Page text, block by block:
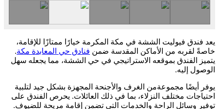
يعد فندق فيوليت الششة في مكة المكرمة خيارًا ممتازًا للإقامة،
خاصةً لقربه من الأماكن المقدسة ضمن فنادق حي المعابدة مكة.
يتميز الفندق بموقعه الاستراتيجي في حي الششة، مما يجعله سهل
الوصول إليه.
يوفر أيضًا مجموعةمن الغرف والأجنحة المجهزة بشكل جيد لتلبية
احتياجات مختلف النزلاء، بما في ذلك العائلات. يحرص الفندق على
توفير وسائل الراحة والخدمات التي تضمن إقامة مريحة للضيوف.